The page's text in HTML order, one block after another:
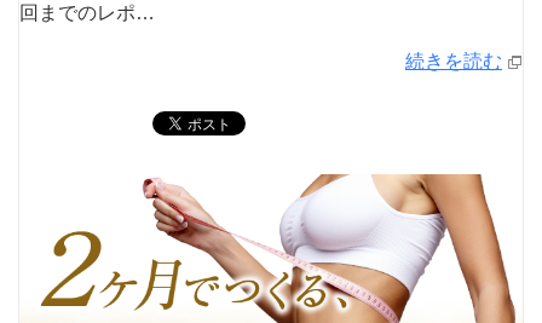
回までのレポ…
続きを読む